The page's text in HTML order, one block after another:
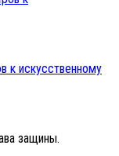
к искусственному
защины.